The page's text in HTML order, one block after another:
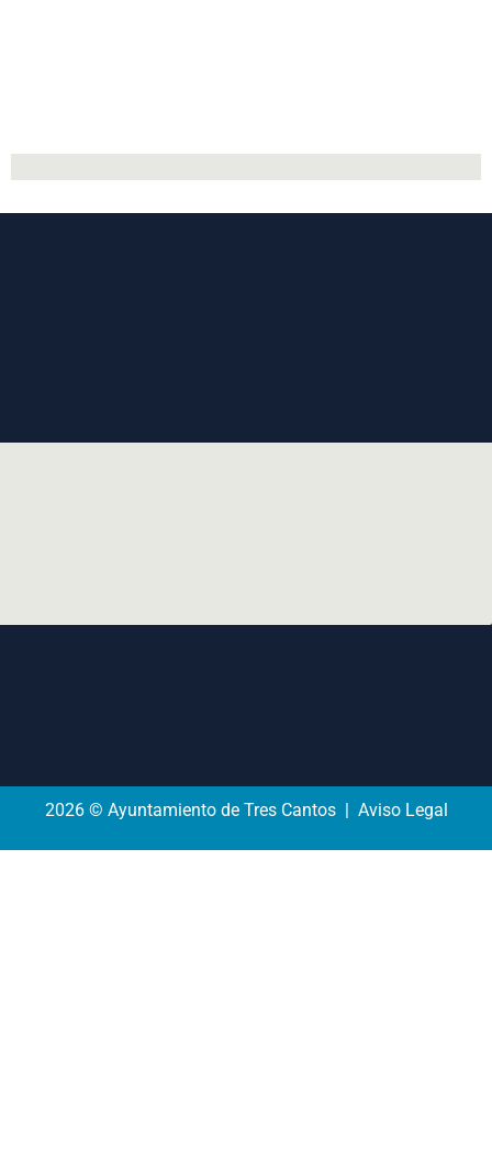
2026 © Ayuntamiento de Tres Cantos | Aviso Legal